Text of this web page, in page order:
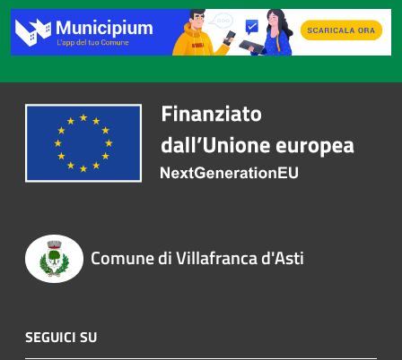
Comune di Villafranca d'Asti
SEGUICI SU